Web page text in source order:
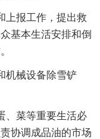
上报工作，提出救
基本生活安排和倒
机械设备除雪铲
、菜等重要生活必
协调成品油的市场